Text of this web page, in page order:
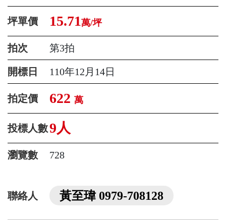
坪單價 15.71萬/坪
拍次 第3拍
開標日 110年12月14日
拍定價 622 萬
投標人數9人
瀏覽數 728
聯絡人 黃至瑋 0979-708128